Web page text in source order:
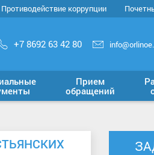
Противодействие коррупции
+7 8692 63 42 80
Прием
обращений